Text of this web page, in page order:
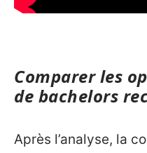
Comparer les
de bachelors
Après l’analyse, la